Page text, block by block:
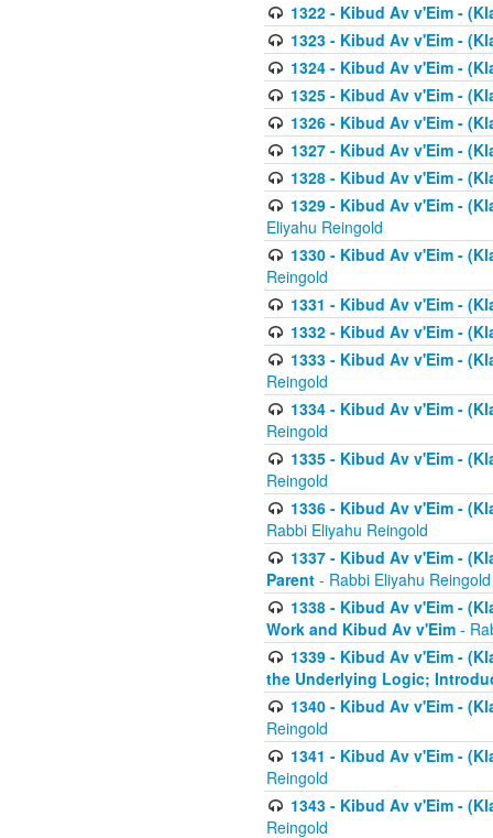
1322 - Kibud Av v'Eim -
1323 - Kibud Av v'Eim -
1324 - Kibud Av v'Eim -
1325 - Kibud Av v'Eim -
1326 - Kibud Av v'Eim -
1327 - Kibud Av v'Eim -
1328 - Kibud Av v'Eim -
1329 - Kibud Av v'Eim -
Eliyahu Reingold
1330 - Kibud Av v'Eim -
Reingold
1331 - Kibud Av v'Eim -
1332 - Kibud Av v'Eim -
1333 - Kibud Av v'Eim -
Reingold
1334 - Kibud Av v'Eim -
Reingold
1335 - Kibud Av v'Eim -
Reingold
1336 - Kibud Av v'Eim -
Rabbi Eliyahu Reingold
1337 - Kibud Av v'Eim -
Parent - Rabbi Eliyahu Reingold
1338 - Kibud Av v'Eim -
Work and Kibud Av v'Eim -
1339 - Kibud Av v'Eim -
the Underlying Logic;
1340 - Kibud Av v'Eim -
Reingold
1341 - Kibud Av v'Eim -
Reingold
1343 - Kibud Av v'Eim -
Reingold